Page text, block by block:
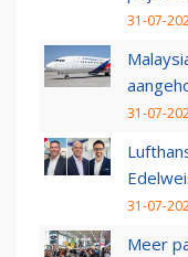
31-07-
31-07-
31-07-
Meer